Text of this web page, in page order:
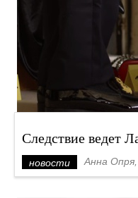
Следствие ведет
новости Анна Опря,